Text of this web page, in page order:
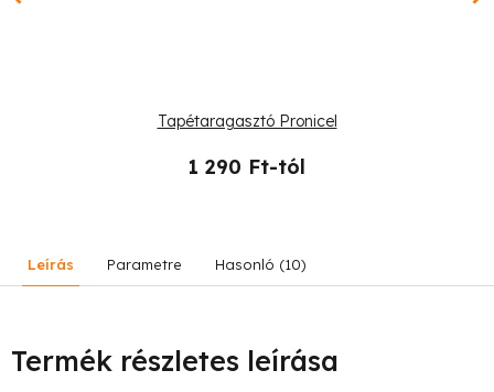
Tapétaragasztó Pronicel
1 290 Ft-tól
Leírás Parametre Hasonló (10)
Termék részletes leírása